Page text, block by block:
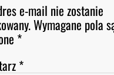
e-mail nie zostanie
Wymagane pola
*
*